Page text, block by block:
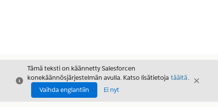
Sulje
Tämä teksti on käännetty Salesforcen
konekäännösjärjestelmän avulla. Katso lisätietoja täältä.
Vaihda englantiin
Ei nyt
Sulje